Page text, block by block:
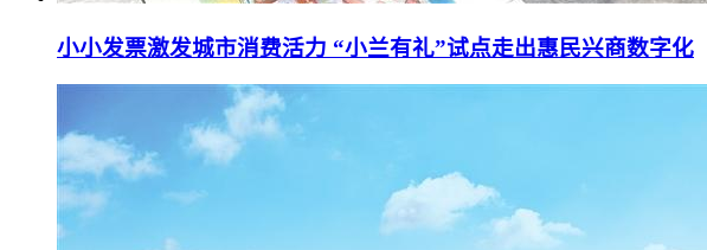
小小发票激发城市消费活力 “小兰有礼”试点走出惠民兴商数字化